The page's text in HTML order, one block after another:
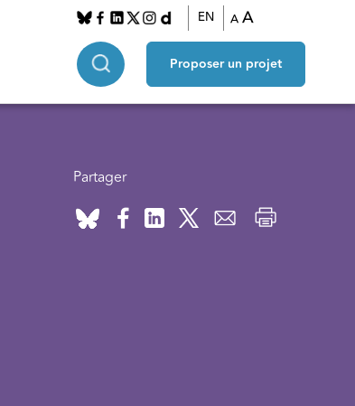
EN A A
Proposer un projet
Partager